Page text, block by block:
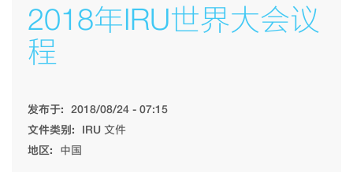
2018年IRU世界大会议
程
发布于: 2018/08/24 - 07:15
文件类别: IRU 文件
地区: 中国